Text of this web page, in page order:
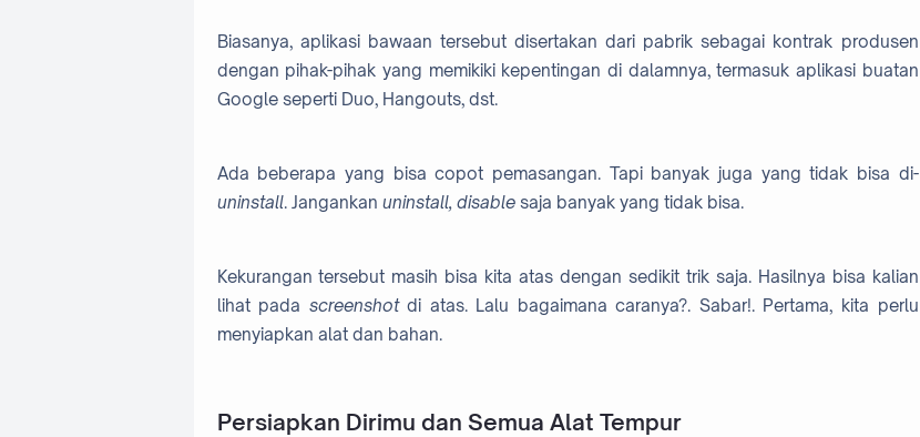
Biasanya, aplikasi bawaan tersebut disertakan dari pabrik sebagai kontrak produsen
dengan pihak-pihak yang memikiki kepentingan di dalamnya, termasuk aplikasi buatan
Google seperti Duo, Hangouts, dst.
Ada beberapa yang bisa copot pemasangan. Tapi banyak juga yang tidak bisa di-
uninstall. Jangankan uninstall, disablesaja banyak yang tidak bisa.
Kekurangan tersebut masih bisa kita atas dengan sedikit trik saja. Hasilnya bisa kalian
lihat pada screenshotdi atas. Lalu bagaimana caranya?. Sabar!. Pertama, kita perlu
menyiapkan alat dan bahan.
Persiapkan Dirimu dan Semua Alat Tempur